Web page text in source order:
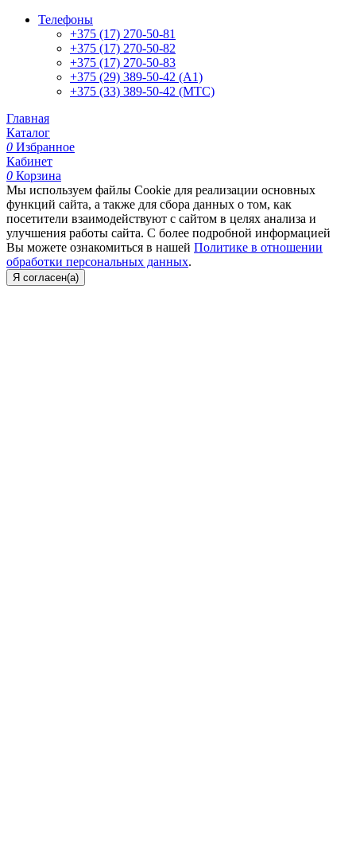
Телефоны
+375 (17) 270-50-81
+375 (17) 270-50-82
+375 (17) 270-50-83
+375 (29) 389-50-42 (А1)
+375 (33) 389-50-42 (МТС)
Главная
Каталог
0 Избранное
Кабинет
0 Корзина
Мы используем файлы Cookie для реализации основных
функций сайта, а также для сбора данных о том, как
посетители взаимодействуют с сайтом в целях анализа и
улучшения работы сайта. С более подробной информацией
Вы можете ознакомиться в нашей Политике в отношении
обработки персональных данных.
Я согласен(а)